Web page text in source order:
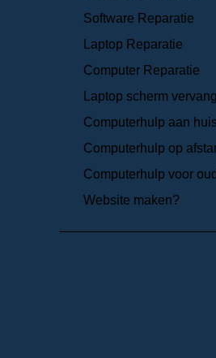
Software Reparatie
Laptop Reparatie
Computer Reparatie
Laptop scherm
Computerhulp aan
Computerhulp op
Computerhulp voor
Website maken?